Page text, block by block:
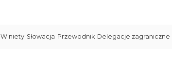
Winiety Słowacja Przewodnik Delegacje zagraniczne